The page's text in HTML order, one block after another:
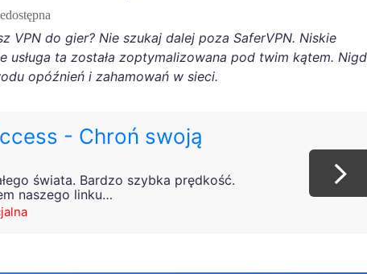
VPN do gier? Nie szukaj dalej poza SaferVPN. Niskie
usługa ta została zoptymalizowana pod twim kątem.
opóźnień i zahamowań w sieci.
- Chroń swoją
świata. Bardzo szybka prędkość.
naszego linku…